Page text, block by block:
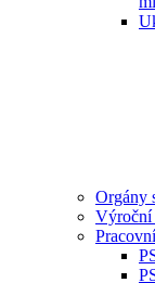
Orgány
Výroční